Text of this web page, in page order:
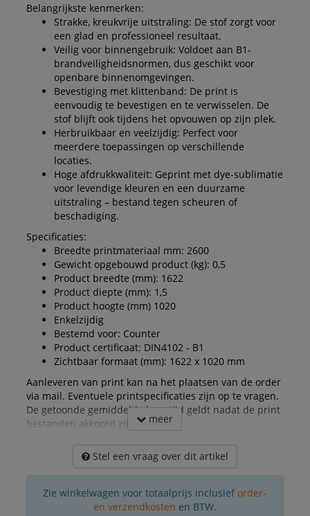
Belangrijkste kenmerken:
Strakke, kreukvrije uitstraling: De stof zorgt voor
een glad en professioneel resultaat.
Veilig voor binnengebruik: Voldoet aan B1-
brandveiligheidsnormen, dus geschikt voor
openbare binnenomgevingen.
Bevestiging met klittenband: De print is
eenvoudig te bevestigen en te verwisselen. De
stof blijft ook tijdens het opvouwen op zijn plek.
Herbruikbaar en veelzijdig: Perfect voor
meerdere toepassingen op verschillende
locaties.
Hoge afdrukkwaliteit: Geprint met dye-sublimatie
voor levendige kleuren en een duurzame
uitstraling – bestand tegen scheuren of
beschadiging.
Specificaties:
Breedte printmateriaal mm: 2600
Gewicht opgebouwd product (kg): 0,5
Product breedte (mm): 1622
Product diepte (mm): 1,5
Product hoogte (mm) 1020
Enkelzijdig
Bestemd voor: Counter
Product certificaat: DIN4102 - B1
Zichtbaar formaat (mm): 1622 x 1020 mm
Aanleveren van print kan na het plaatsen van de order
via mail. Eventuele printspecificaties zijn op te vragen.
De getoonde gemiddelde levertijd geldt nadat de print
bestanden akkoord zijn gegeven.
meer
Stel een vraag over dit artikel
Zie winkelwagen voor totaalprijs inclusief order-
en verzendkosten en BTW.